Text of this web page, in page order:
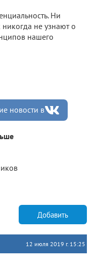
Ни
не узнают о
нашего
новости в
Добавить
12 июля 2019 г. 15:25